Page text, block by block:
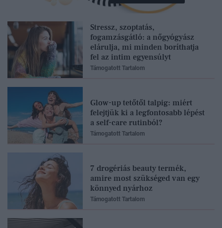
Stressz, szoptatás,
fogamzásgátló: a nőgyógyász
elárulja, mi minden boríthatja
fel az intim egyensúlyt
Támogatott Tartalom
Glow-up tetőtől talpig: miért
felejtjük ki a legfontosabb lépést
a self-care rutinból?
Támogatott Tartalom
7 drogériás beauty termék,
amire most szükséged van egy
könnyed nyárhoz
Támogatott Tartalom